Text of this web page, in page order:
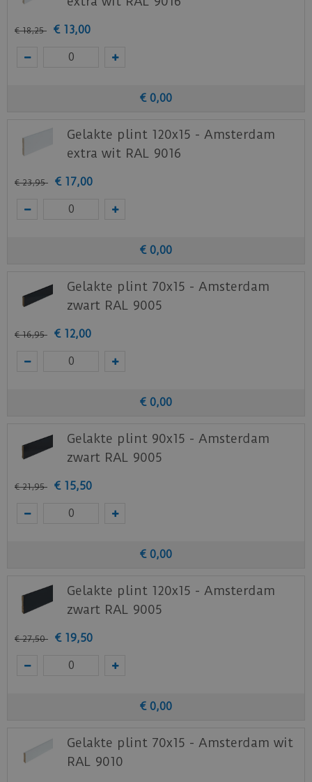
€ 18,25 € 13,00
€ 0,00
Gelakte plint 120x15 - Amsterdam
extra wit RAL 9016
€ 23,95 € 17,00
€ 0,00
Gelakte plint 70x15 - Amsterdam
zwart RAL 9005
€ 16,95 € 12,00
€ 0,00
Gelakte plint 90x15 - Amsterdam
zwart RAL 9005
€ 21,95 € 15,50
€ 0,00
Gelakte plint 120x15 - Amsterdam
zwart RAL 9005
€ 27,50 € 19,50
€ 0,00
Gelakte plint 70x15 - Amsterdam wit
RAL 9010